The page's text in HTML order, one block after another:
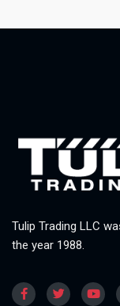
Tulip Trading LLC
the year 1988.